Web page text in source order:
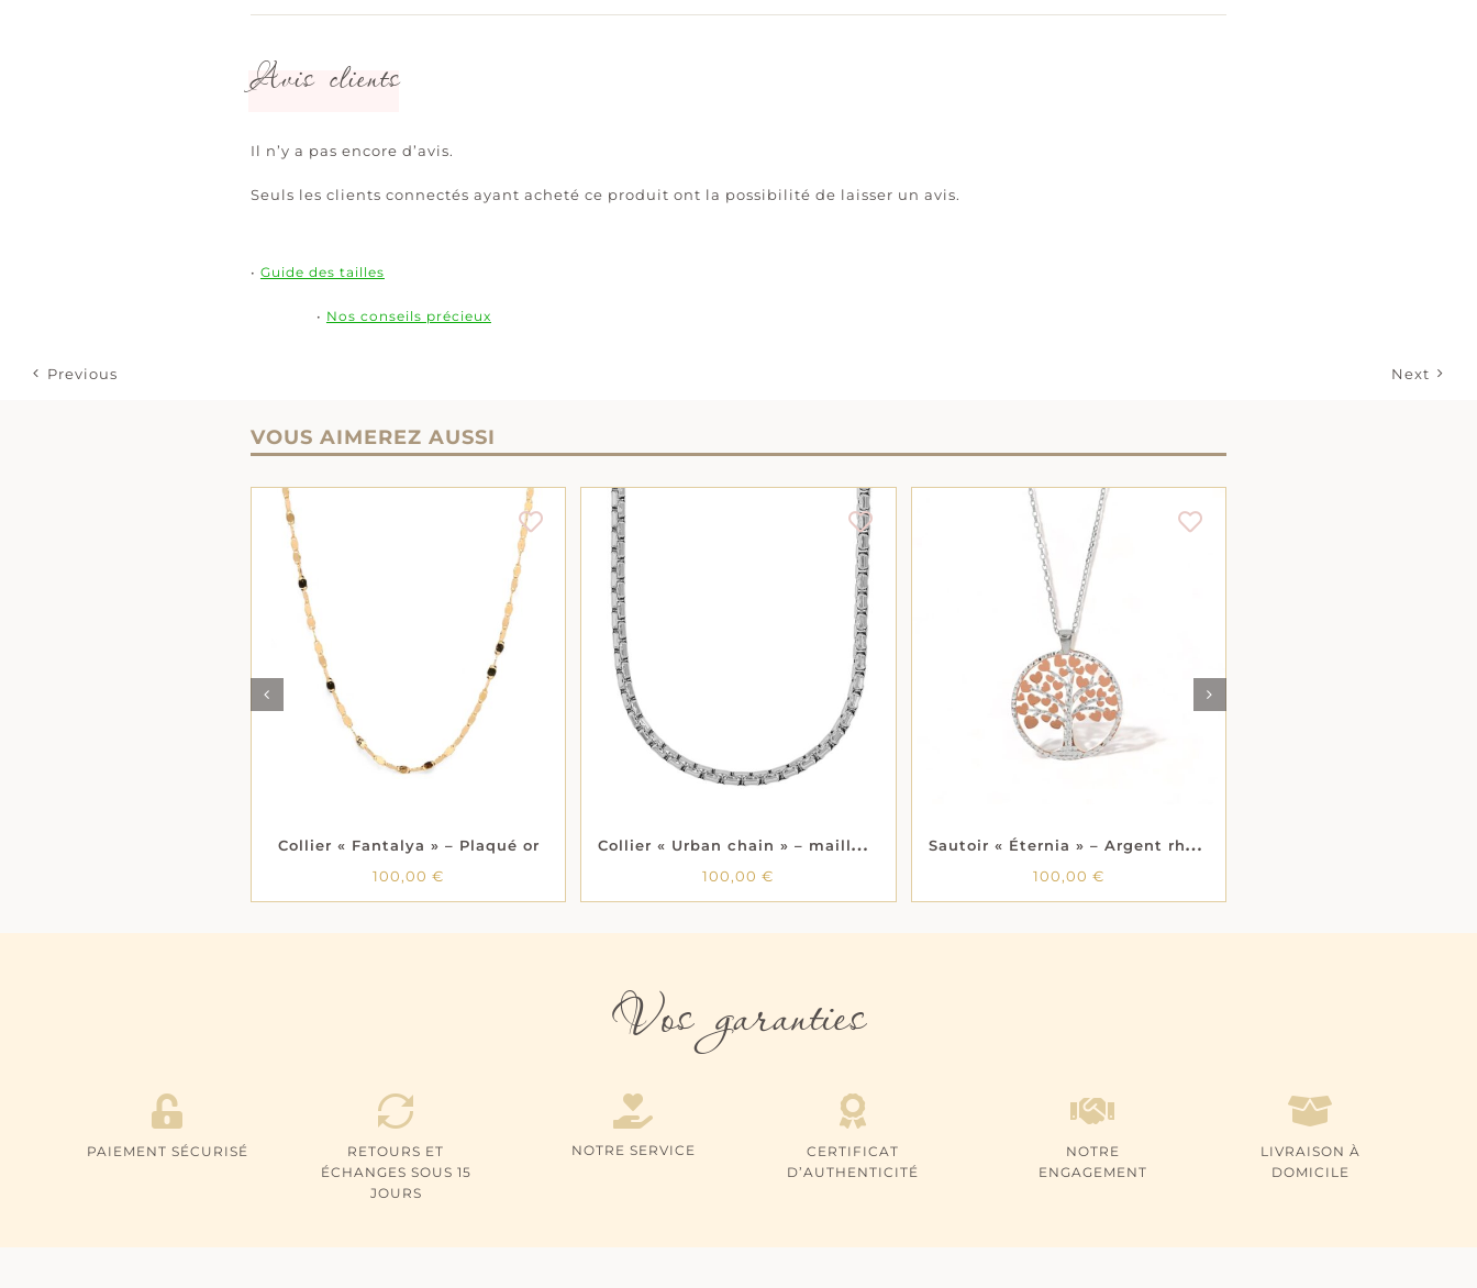
Avis clients
Il n’y a pas encore d’avis.
Seuls les clients connectés ayant acheté ce produit ont la possibilité de laisser un avis.
• Guide des tailles
• Nos conseils précieux
Previous Next
VOUS AIMEREZ AUSSI
Collier « Fantalya » – Plaqué or
100,00€
/
C
ollier « Urban chain » – maille forçat large – Acier
100,00€
S
autoir « Éternia » – Argent rhodié
100,00 €
AJOUTER AU PANIER
DÉTAILS
Vos garanties
PAIEMENT SÉCURISÉ
RETOURS ET
ÉCHANGES SOUS 15
JOURS
NOTRE SERVICE
CERTIFICAT
D’AUTHENTICITÉ
NOTRE
ENGAGEMENT
LIVRAISON À
DOMICILE